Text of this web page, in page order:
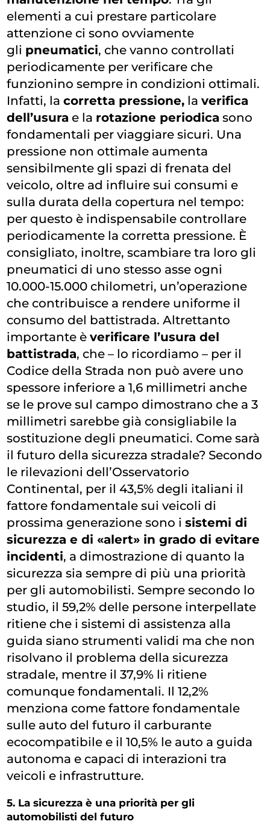
elementi a cui prestare particolare
attenzione ci sono ovviamente
gli pneumatici, che vanno controllati
periodicamente per verificare che
funzionino sempre in condizioni ottimali.
Infatti, lacorretta pressione, laverifica
dell’usura e la rotazione periodica sono
fondamentali per viaggiare sicuri. Una
pressione non ottimale aumenta
sensibilmente gli spazi di frenata del
veicolo, oltre ad influire sui consumi e
sulla durata della copertura nel tempo:
per questo è indispensabile controllare
periodicamente la corretta pressione. È
consigliato, inoltre, scambiare tra loro gli
pneumatici di uno stesso asse ogni
10.000-15.000 chilometri, un’operazione
che contribuisce a rendere uniforme il
consumo del battistrada. Altrettanto
importante èverificare l’usura del
battistrada, che – lo ricordiamo – per il
Codice della Strada non può avere uno
spessore inferiore a 1,6 millimetri anche
se le prove sul campo dimostrano che a 3
millimetri sarebbe già consigliabile la
sostituzione degli pneumatici. Come sarà
il futuro della sicurezza stradale? Secondo
le rilevazioni dell’Osservatorio
Continental, per il 43,5% degli italiani il
fattore fondamentale sui veicoli di
prossima generazione sono isistemi di
sicurezza e di «alert» in grado di evitare
incidenti, a dimostrazione di quanto la
sicurezza sia sempre di più una priorità
per gli automobilisti. Sempre secondo lo
studio, il 59,2% delle persone interpellate
ritiene che i sistemi di assistenza alla
guida siano strumenti validi ma che non
risolvano il problema della sicurezza
stradale, mentre il 37,9% li ritiene
comunque fondamentali. Il 12,2%
menziona come fattore fondamentale
sulle auto del futuro il carburante
ecocompatibile e il 10,5% le auto a guida
autonoma e capaci di interazioni tra
veicoli e infrastrutture.
5. La sicurezza è una priorità per gli
automobilisti del futuro